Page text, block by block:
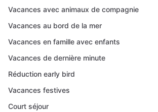
Vacances avec animaux de compagnie
Vacances au bord de la mer
Vacances en famille avec enfants
Vacances de dernière minute
Réduction early bird
Vacances festives
Court séjour